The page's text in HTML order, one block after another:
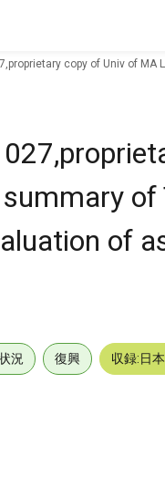
copy of Univ of
of
況 復興 収録:日